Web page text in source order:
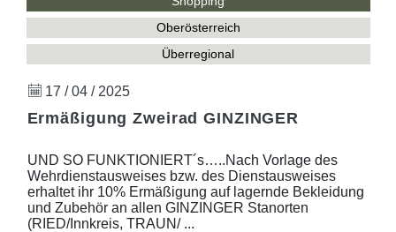
Oberösterreich
Überregional
17 / 04 / 2025
Ermäßigung Zweirad GINZINGER
UND SO FUNKTIONIERT´s…..Nach Vorlage des
Wehrdienstausweises bzw. des Dienstausweises
erhaltet ihr 10% Ermäßigung auf lagernde Bekleidung
und Zubehör an allen GINZINGER Stanorten
(RIED/Innkreis, TRAUN/ ...